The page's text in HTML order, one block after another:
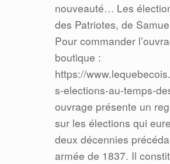
nouveauté… Les
des Patriotes, de
Pour commander
boutique :
https://
s-elections-au-temps-
ouvrage présente un
sur les élections qui
deux décennies
armée de 1837. Il